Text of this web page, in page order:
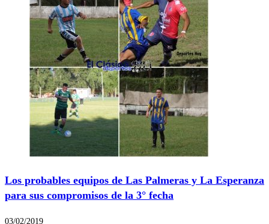
Los probables equipos de Las Palmeras y La Esperanza
para sus compromisos de la 3° fecha
03/02/2019